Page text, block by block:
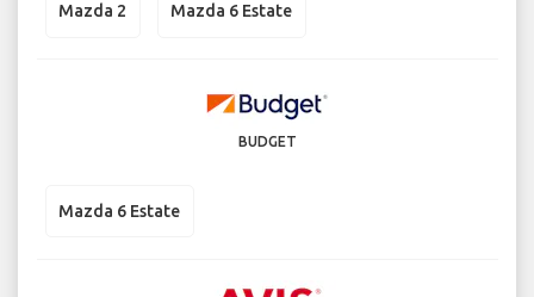
Mazda 2 Mazda 6 Estate
BUDGET
Mazda 6 Estate